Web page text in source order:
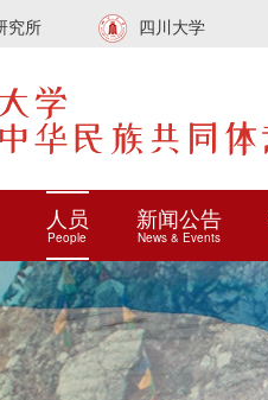
究所 四川大学
人员
People
新闻公告
News & Events